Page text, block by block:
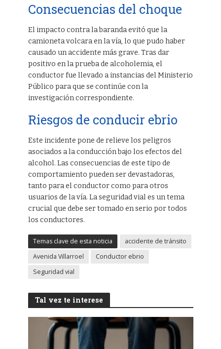
Consecuencias del choque
El impacto contra la baranda evitó que la
camioneta volcara en la vía, lo que pudo haber
causado un accidente más grave. Tras dar
positivo en la prueba de alcoholemia, el
conductor fue llevado a instancias del Ministerio
Público para que se continúe con la
investigación correspondiente.
Riesgos de conducir ebrio
Este incidente pone de relieve los peligros
asociados a la conducción bajo los efectos del
alcohol. Las consecuencias de este tipo de
comportamiento pueden ser devastadoras,
tanto para el conductor como para otros
usuarios de la vía. La seguridad vial es un tema
crucial que debe ser tomado en serio por todos
los conductores.
Temas clave de esta noticia
accidente de tránsito
Avenida Villarroel
Conductor ebrio
Seguridad vial
Tal vez te interese